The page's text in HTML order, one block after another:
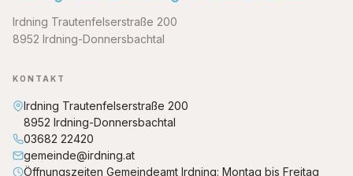
Irdning Trautenfelserstraße 200
8952 Irdning-Donnersbachtal
KONTAKT
Irdning Trautenfelserstraße 200
8952 Irdning-Donnersbachtal
03682 22420
gemeinde@irdning.at
Öffnungszeiten Gemeindeamt Irdning: Montag bis Freitag